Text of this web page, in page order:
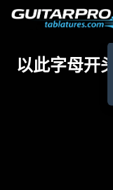
以此字母开